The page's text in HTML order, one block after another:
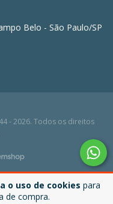
o uso de cookies para
de compra.
Belo - São Paulo/SP
- 2026. Todos os direitos